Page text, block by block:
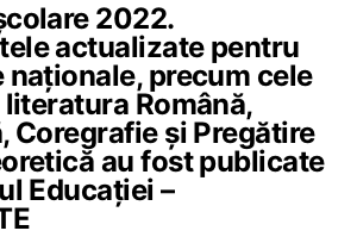
2022.
actualizate pentru
precum cele
Română,
Coregrafie și Pregătire
au fost publicate
Educației –